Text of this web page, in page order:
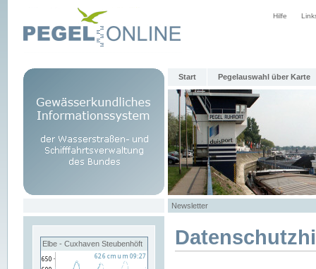
Hilfe
Start Pegelauswahl über Karte
Newsletter
Elbe - Cuxhaven Steubenhöft